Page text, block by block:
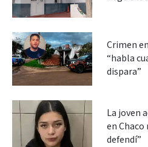
Crimen
“habla
dispara”
La joven
en
defendí”